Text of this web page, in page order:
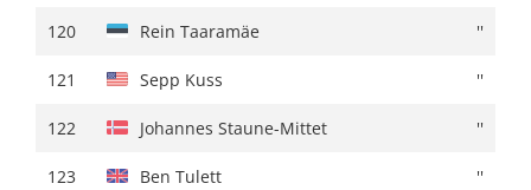
120 Rein Taaramäe ''
121 Sepp Kuss ''
122 Johannes Staune-Mittet ''
123 Ben Tulett ''
120 Reuben Thompson + 02:35
121 Pelayo Sanchez ''
122 Pablo Castrillo + 02:36
123 Esteban Chaves + 02:39